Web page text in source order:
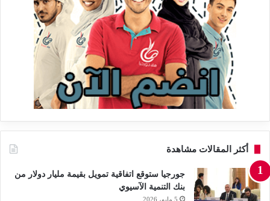
أكثر المقالات مشاهدة
جورجيا ستوقع اتفاقية تمويل بقيمة مليار دولار من
بنك التنمية الآسيوي
5 مايو، 2026